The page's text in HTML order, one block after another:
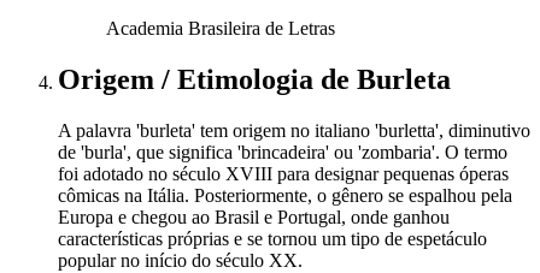
Academia Brasileira de Letras
Origem / Etimologia de Burleta
A palavra 'burleta' tem origem no italiano 'burletta', diminutivo
de 'burla', que significa 'brincadeira' ou 'zombaria'. O termo
foi adotado no século XVIII para designar pequenas óperas
cômicas na Itália. Posteriormente, o gênero se espalhou pela
Europa e chegou ao Brasil e Portugal, onde ganhou
características próprias e se tornou um tipo de espetáculo
popular no início do século XX.